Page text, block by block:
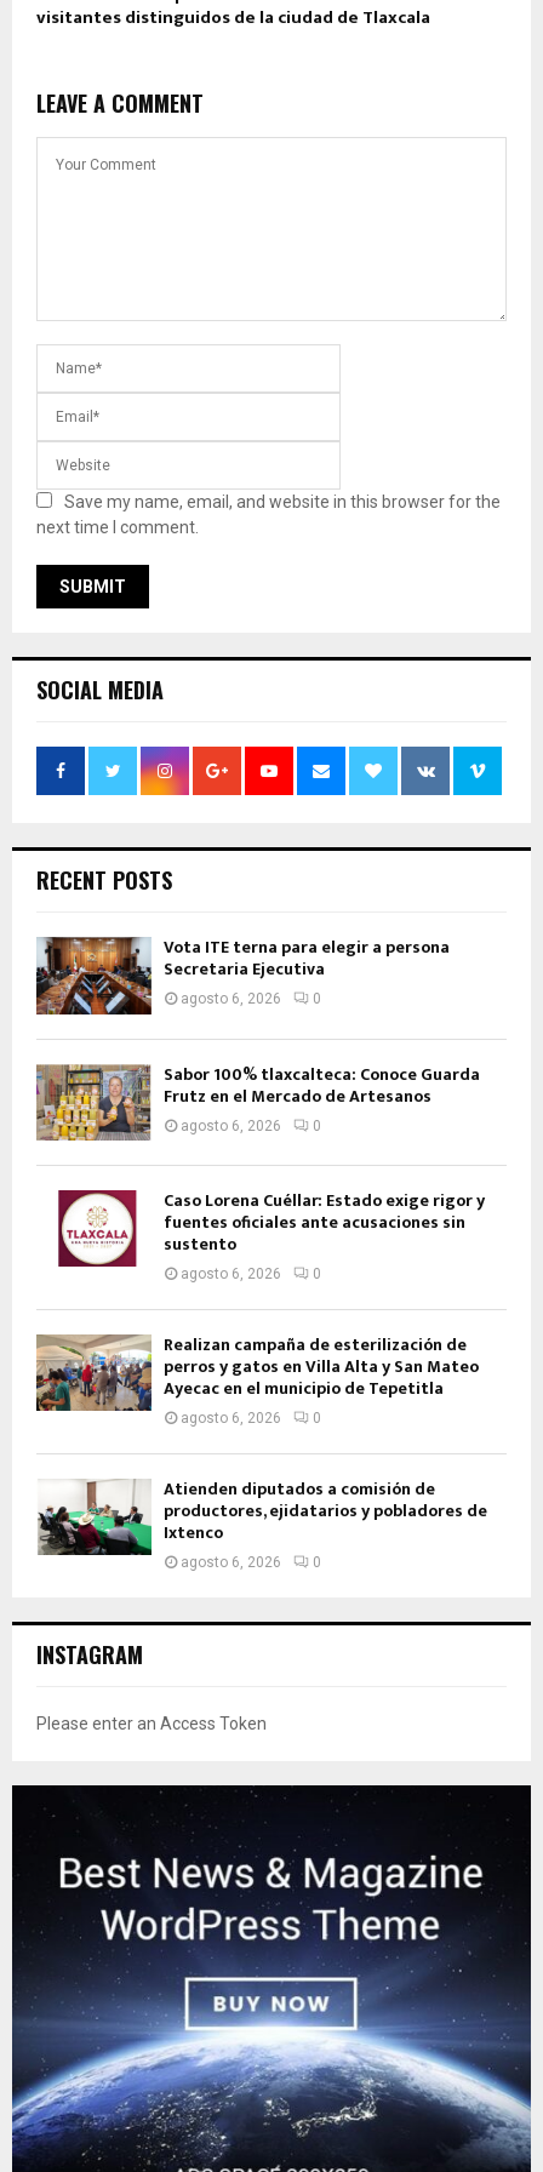
visitantes distinguidos de la ciudad de Tlaxcala
LEAVE A COMMENT
Save my name, email, and website in this browser for the
next time I comment.
SOCIAL MEDIA
RECENT POSTS
Vota ITE terna para elegir a persona
Secretaria Ejecutiva
agosto 6, 2026 0
Sabor 100% tlaxcalteca: Conoce Guarda
Frutz en el Mercado de Artesanos
agosto 6, 2026 0
Caso Lorena Cuéllar: Estado exige rigor y
fuentes oficiales ante acusaciones sin
sustento
agosto 6, 2026 0
Realizan campaña de esterilización de
perros y gatos en Villa Alta y San Mateo
Ayecac en el municipio de Tepetitla
agosto 6, 2026 0
Atienden diputados a comisión de
productores, ejidatarios y pobladores de
Ixtenco
agosto 6, 2026 0
INSTAGRAM
Please enter an Access Token